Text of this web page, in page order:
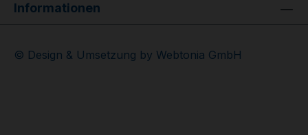
Informationen
© Design & Umsetzung by Webtonia GmbH